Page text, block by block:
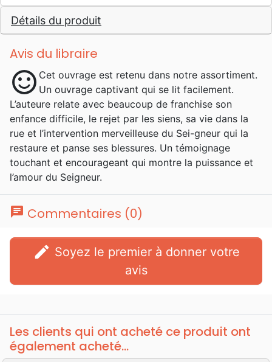
Détails du produit
Avis du libraire
sentiment_satisfied Cet ouvrage est retenu dans notre assortiment.
Un ouvrage captivant qui se lit facilement.
L’auteure relate avec beaucoup de franchise son
enfance difficile, le rejet par les siens, sa vie dans la
rue et l’intervention merveilleuse du Sei-gneur qui la
restaure et panse ses blessures. Un témoignage
touchant et encourageant qui montre la puissance et
l’amour du Seigneur.
chat Commentaires (0)
edit
avis
Les clients qui ont acheté ce produit ont
également acheté...